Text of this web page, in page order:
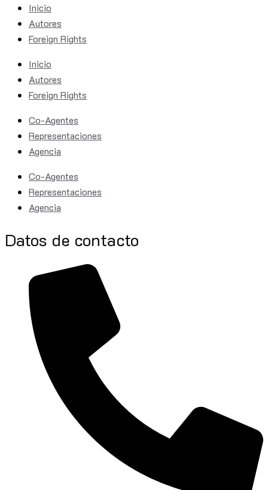
Inicio
Autores
Foreign Rights
Inicio
Autores
Foreign Rights
Co-Agentes
Representaciones
Agencia
Co-Agentes
Representaciones
Agencia
Datos de contacto